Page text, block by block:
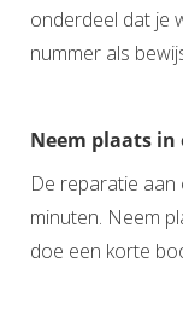
onderdeel dat je
nummer als
Neem plaats
De reparatie aan
minuten. Neem
doe een korte